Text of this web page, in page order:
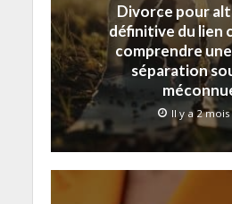
Divorce pour
définitive du lien
comprendre
séparation
Il y a 2 mois